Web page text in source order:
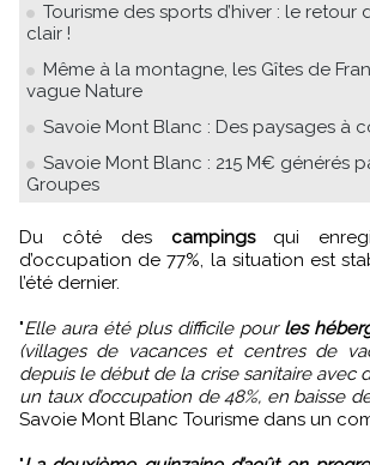
Tourisme des sports d’hiver : le retour
clair !
Même à la montagne, les Gîtes de
vague Nature
Savoie Mont Blanc : Des paysages à
Savoie Mont Blanc : 215 M€ générés
Groupes
Du côté des campingsqui
d’occupation de 77%, la situation est
l’été dernier.
"Elle aura été plus difficile pour les
(villages de vacances et centres de
depuis le début de la crise sanitaire avec
un taux d’occupation de 48%, en baisse
Savoie Mont Blanc Tourisme dans un